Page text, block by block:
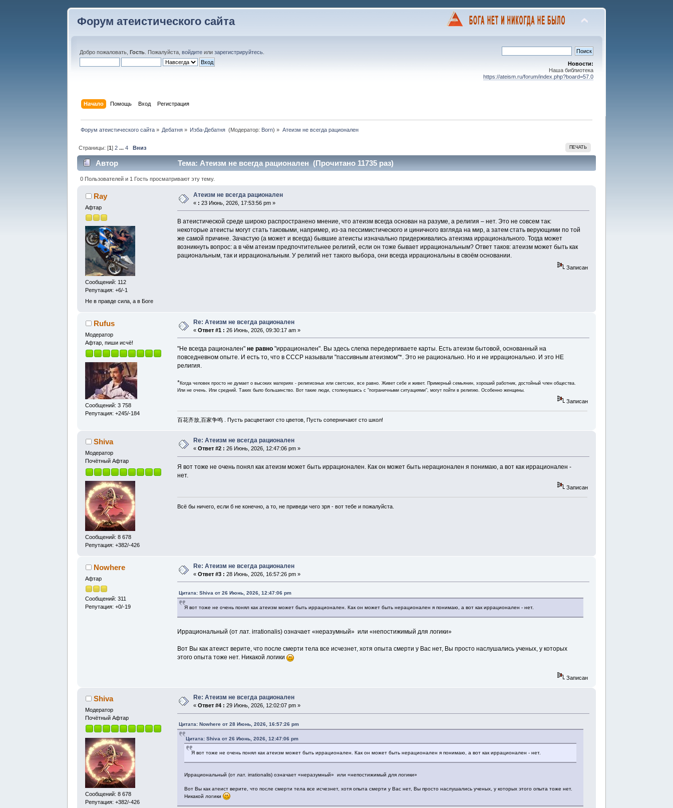
Форум атеистического сайта
Добро пожаловать,Гость . Пожалуйста,войдите илизарегистрируйтесь
Новости:
Наша библиотека
https://ateism.ru/forum/index.php?board=57.0
Начало Помощь Вход Регистрация
Форум атеистического сайта» Дебатня» Изба-Дебатня (Модератор: Born) » Атеизм не всегда рационален
ПЕЧАТЬ
Страницы: [1] 2 ... 4 Вниз
Автор Тема: Атеизм не всегда рационален (Прочитано 11735 раз)
0 Пользователей и 1 Гость просматривают эту тему.
Ray
Афтар
Сообщений: 112
Репутация: +6/-1
Не в правде сила, а в Боге
Атеизм не всегда рационален
« : 23 Июнь, 2026, 17:53:56 pm »
В атеистической среде широко распространено мнение, что атеизм всегда основан на разуме, а религия – нет. Это не совсем так:
некоторые атеисты могут стать таковыми, например, из-за пессимистического и циничного взгляда на мир, а затем стать верующими по той
же самой причине. Зачастую (а может и всегда) бывшие атеисты изначально придерживались атеизма иррационального. Тогда может
возникнуть вопрос: а в чём атеизм предпочтительнее религий, если он тоже бывает иррациональным? Ответ таков: атеизм может быть как
рациональным, так и иррациональным. У религий нет такого выбора, они всегда иррациональны в своём основании.
Записан
Rufus
Модератор
Афтар, пиши исчё!
Сообщений: 3 758
Репутация: +245/-184
Re: Атеизм не всегда рационален
«Ответ #1 : 26 Июнь, 2026, 09:30:17 am »
"Не всегда рационален"не равно "иррационален". Вы здесь слегка передергиваете карты. Есть атеизм бытовой, основанный на
повседневном опыте. И есть то, что в СССР называли "пассивным атеизмом"*. Это не рационально. Но и не иррационально. И это НЕ
религия.
*Когда человек просто не думает о высоких материях - религиозных или светских, все равно. Живет себе и живет. Примерный семьянин, хороший работник, достойный член общества.
Или не очень. Или средний. Таких было большинство. Вот такие люди, столкнувшись с "пограничными ситуациями", могут пойти в религию. Особенно женщины.
Записан
百花齐放,百家争鸣 . Пусть расцветают сто цветов, Пусть соперничают сто школ!
Shiva
Модератор
Почётный Афтар
Сообщений: 8 678
Репутация: +382/-426
Re: Атеизм не всегда рационален
«Ответ #2 : 26 Июнь, 2026, 12:47:06 pm »
Я вот тоже не очень понял как атеизм может быть иррационален. Как он может быть нерационален я понимаю, а вот как иррационален -
нет.
Записан
Всё бы ничего, если б не конечно, а то, не приведи чего зря - вот тебе и пожалуйста.
Nowhere
Афтар
Сообщений: 311
Репутация: +0/-19
Re: Атеизм не всегда рационален
«Ответ #3 : 28 Июнь, 2026, 16:57:26 pm »
Цитата: Shiva от 26 Июнь, 2026, 12:47:06 pm
Я вот тоже не очень понял как атеизм может быть иррационален. Как он может быть нерационален я понимаю, а вот как иррационален - нет.
Иррациональный (от лат. irrationalis) означает «неразумный» или «непостижимый для логики»
Вот Вы как атеист верите, что после смерти тела все исчезнет, хотя опыта смерти у Вас нет, Вы просто наслушались ученых, у которых
этого опыта тоже нет. Никакой логики
Записан
Shiva
Модератор
Почётный Афтар
Сообщений: 8 678
Репутация: +382/-426
Re: Атеизм не всегда рационален
«Ответ #4 : 29 Июнь, 2026, 12:02:07 pm »
Цитата: Nowhere от 28 Июнь, 2026, 16:57:26 pm
Цитата: Shiva от 26 Июнь, 2026, 12:47:06 pm
Я вот тоже не очень понял как атеизм может быть иррационален. Как он может быть нерационален я понимаю, а вот как иррационален - нет.
Иррациональный (от лат. irrationalis) означает «неразумный» или «непостижимый для логики»
Вот Вы как атеист верите, что после смерти тела все исчезнет, хотя опыта смерти у Вас нет, Вы просто наслушались ученых, у которых этого опыта тоже нет.
Никакой логики